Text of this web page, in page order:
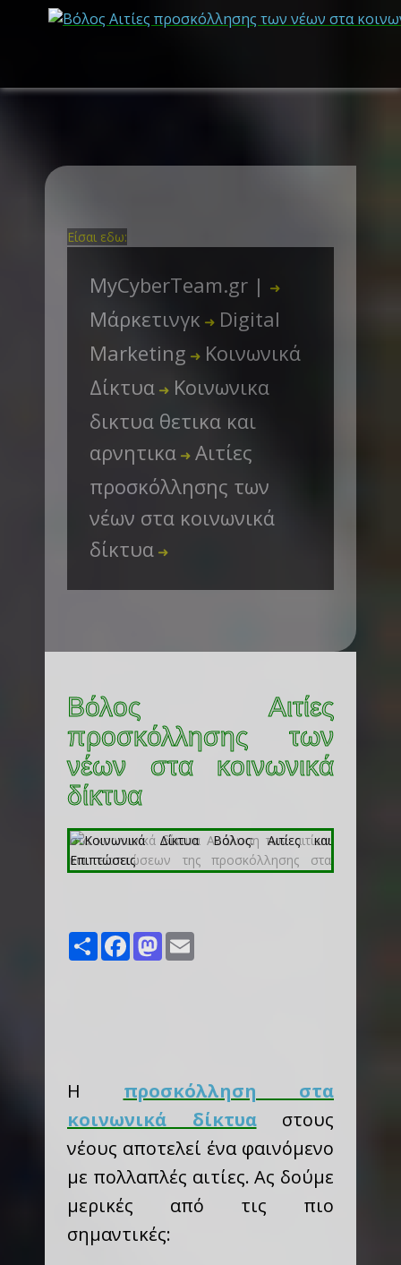
Είσαι εδω:
MyCyberTeam.gr | ➜
Μάρκετινγκ ➜ Digital
Marketing ➜ Κοινωνικά
Δίκτυα ➜ Κοινωνικα
δικτυα θετικα και
αρνητικα ➜ Αιτίες
προσκόλλησης των
νέων στα κοινωνικά
δίκτυα ➜
Βόλος Αιτίες
προσκόλλησης των
νέων στα κοινωνικά
δίκτυα
Share FacebookMastodon
Η προσκόλληση στα
κοινωνικά δίκτυαστους
νέους αποτελεί ένα φαινόμενο
με πολλαπλές αιτίες. Ας δούμε
μερικές από τις πιο
σημαντικές: